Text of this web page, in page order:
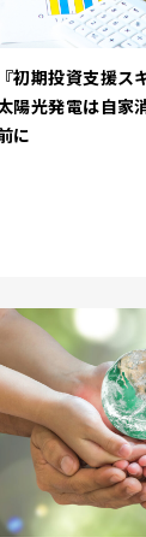
『初期投資支援ス
陽光発電は自家
に